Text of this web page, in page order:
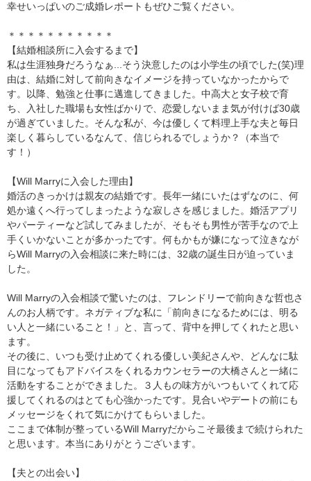
幸せいっぱいのご成婚レポートもぜひご覧ください。
＊＊＊＊＊＊＊＊＊＊＊
【結婚相談所に入会するまで】
私は生涯独身だろうなぁ...そう決意したのは小学生の頃でした(笑)理
由は、結婚に対して前向きなイメージを持っていなかったからで
す。以降、勉強と仕事に邁進してきました。中高大と女子校で育
ち、入社した職場も女性ばかりで、恋愛しないまま気が付けば30歳
が過ぎていました。そんな私が、今は優しくて料理上手な夫と毎日
楽しく暮らしているなんて、信じられるでしょうか？（本当で
す！）
【Will Marryに入会した理由】
婚活のきっかけは親友の結婚です。長年一緒にいたはずなのに、何
処か遠くへ行ってしまったような寂しさを感じました。婚活アプリ
やパーティーなど試してみましたが、そもそも男性が苦手なので上
手くいかないことが多かったです。何もかもが嫌になって泣きなが
らWill Marryの入会相談に来た時には、32歳の誕生日が迫っていま
した。
Will Marryの入会相談で驚いたのは、フレンドリーで前向きな哲也さ
んのお人柄です。ネガティブな私に「前向きになるためには、明る
い人と一緒にいること！」と、言って、背中を押してくれたと思い
ます。
その後に、いつも受け止めてくれる優しい美紀さんや、どんなに駄
目になってもアドバイスをくれるカウンセラーの大橋さんと一緒に
活動をすることができました。３人もの味方がいつもいてくれて応
援してくれるのはとても心強かったです。見合いやデートの前にも
メッセージをくれて気にかけてもらいました。
ここまで体制が整っているWill Marryだからこそ最後まで続けられた
と思います。本当にありがとうございます。
【夫との出会い】